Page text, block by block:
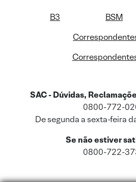
B3 BSM
SAC - Dúvidas,
0800-772-
De segunda a sexta-feira
Se não estiver
0800-722-